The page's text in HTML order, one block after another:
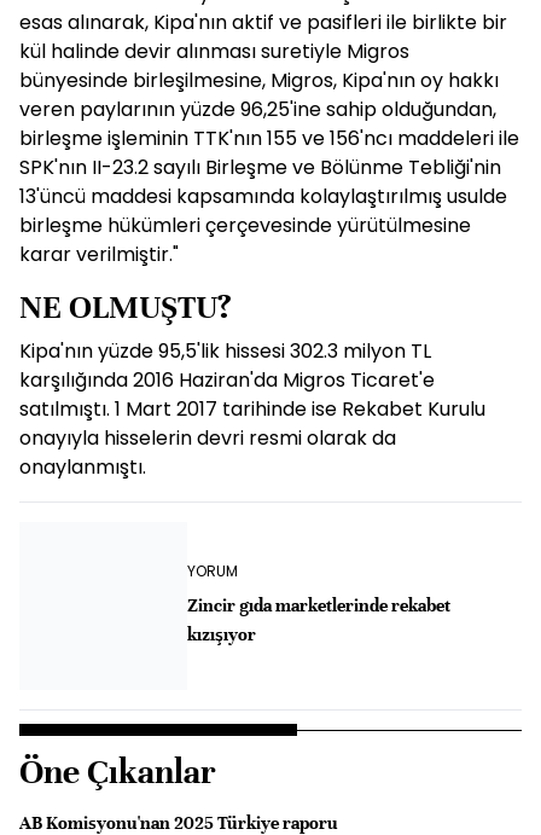
esas alınarak, Kipa'nın aktif ve pasifleri ile birlikte bir
kül halinde devir alınması suretiyle Migros
bünyesinde birleşilmesine, Migros, Kipa'nın oy hakkı
veren paylarının yüzde 96,25'ine sahip olduğundan,
birleşme işleminin TTK'nın 155 ve 156'ncı maddeleri ile
SPK'nın II-23.2 sayılı Birleşme ve Bölünme Tebliği'nin
13'üncü maddesi kapsamında kolaylaştırılmış usulde
birleşme hükümleri çerçevesinde yürütülmesine
karar verilmiştir."
NE OLMUŞTU?
Kipa'nın yüzde 95,5'lik hissesi 302.3 milyon TL
karşılığında 2016 Haziran'da Migros Ticaret'e
satılmıştı. 1 Mart 2017 tarihinde ise Rekabet Kurulu
onayıyla hisselerin devri resmi olarak da
onaylanmıştı.
YORUM
Zincir gıda marketlerinde rekabet
kızışıyor
Öne Çıkanlar
AB Komisyonu'nan 2025 Türkiye raporu